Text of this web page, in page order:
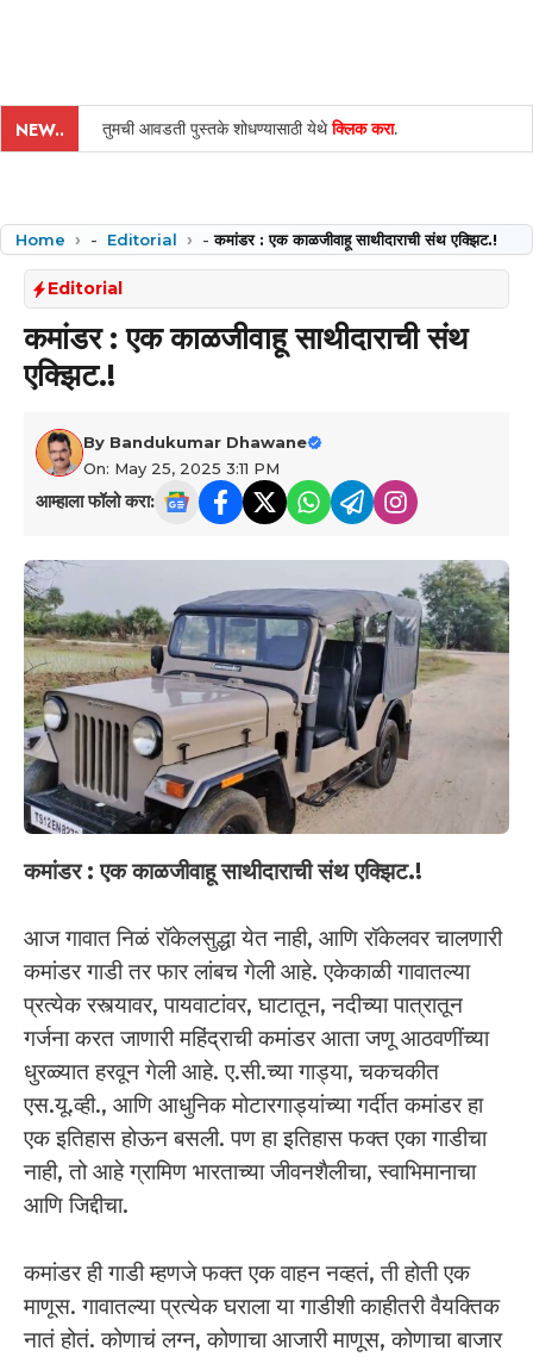
NEW.. तुमची आवडती पुस्तके शोधण्यासाठी येथेक्लिक करा.
Home - Editorial -कमांडर : एक काळजीवाहू साथीदाराची संथ एक्झिट.!
Editorial
कमांडर : एक काळजीवाहू साथीदाराची संथ
एक्झिट.!
By Bandukumar Dhawane
On: May 25, 2025 3:11 PM
आम्हाला फॉलो करा:
कमांडर : एक काळजीवाहू साथीदाराची संथ एक्झिट.!
आज गावात निळं रॉकेलसुद्धा येत नाही, आणि रॉकेलवर चालणारी
कमांडर गाडी तर फार लांबच गेली आहे. एकेकाळी गावातल्या
प्रत्येक रस्त्यावर, पायवाटांवर, घाटातून, नदीच्या पात्रातून
गर्जना करत जाणारी महिंद्राची कमांडर आता जणू आठवणींच्या
धुरळ्यात हरवून गेली आहे. ए.सी.च्या गाड्या, चकचकीत
एस.यू.व्ही., आणि आधुनिक मोटारगाड्यांच्या गर्दीत कमांडर हा
एक इतिहास होऊन बसली. पण हा इतिहास फक्त एका गाडीचा
नाही, तो आहे ग्रामिण भारताच्या जीवनशैलीचा, स्वाभिमानाचा
आणि जिद्दीचा.
कमांडर ही गाडी म्हणजे फक्त एक वाहन नव्हतं, ती होती एक
माणूस. गावातल्या प्रत्येक घराला या गाडीशी काहीतरी वैयक्तिक
नातं होतं. कोणाचं लग्न, कोणाचा आजारी माणूस, कोणाचा बाजार